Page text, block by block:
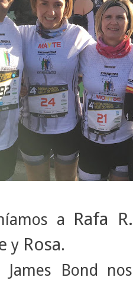
a Rafa R.
y Rosa.
James Bond